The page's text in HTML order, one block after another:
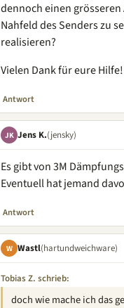
dennoch einen
Nahfeld des Senders zu
realisieren?
Vielen Dank für eure Hilfe!
Antwort
JK Jens K.(jensky)
Es gibt von 3M
Eventuell hat jemand
Antwort
W Wastl(hartundweichware)
Tobias Z. schrieb:
doch wie mache ich das